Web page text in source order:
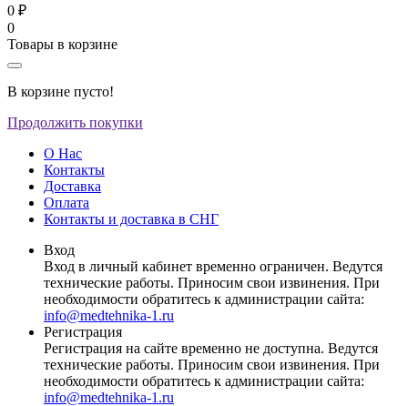
0 ₽
0
Товары в корзине
В корзине пусто!
Продолжить покупки
О Нас
Контакты
Доставка
Оплата
Контакты и доставка в СНГ
Вход
Вход в личный кабинет временно ограничен. Ведутся
технические работы. Приносим свои извинения. При
необходимости обратитесь к администрации сайта:
info@medtehnika-1.ru
Регистрация
Регистрация на сайте временно не доступна. Ведутся
технические работы. Приносим свои извинения. При
необходимости обратитесь к администрации сайта:
info@medtehnika-1.ru